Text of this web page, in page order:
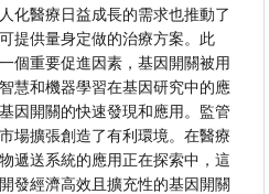
化醫療日益成長的需求也推動了
提供量身定做的治療方案。此
個重要促進因素，基因開關被用
慧和機器學習在基因研究中的應
因開關的快速發現和應用。監管
場擴張創造了有利環境。在醫療
遞送系統的應用正在探索中，這
發經濟高效且擴充性的基因開關